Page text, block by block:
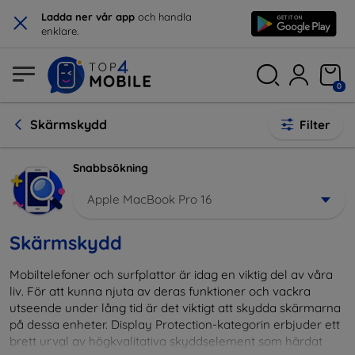
× Ladda ner vår app och handla
enklare.
0
Skärmskydd Filter
Snabbsökning
Apple MacBook Pro 16
Skärmskydd
Mobiltelefoner och surfplattor är idag en viktig del av våra
liv. För att kunna njuta av deras funktioner och vackra
utseende under lång tid är det viktigt att skydda skärmarna
på dessa enheter. Display Protection-kategorin erbjuder ett
brett urval av högkvalitativa skyddselement som härdat